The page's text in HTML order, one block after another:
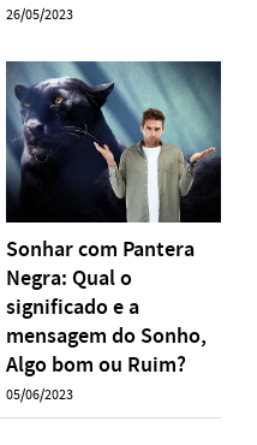
26/05/2023
Sonhar com Pantera
Negra: Qual o
significado e a
mensagem do Sonho,
Algo bom ou Ruim?
05/06/2023